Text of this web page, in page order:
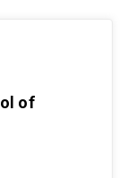
of